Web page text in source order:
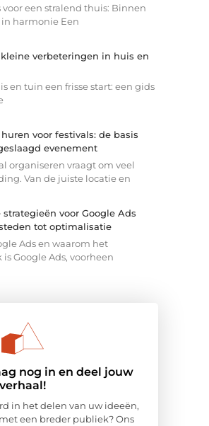
voor een stralend thuis: Binnen
harmonie Een
kleine verbeteringen in huis en
en tuin een frisse start: een gids
voor festivals: de basis
evenement
organiseren vraagt om veel
Van de juiste locatie en
strategieën voor Google Ads
tot optimalisatie
Ads en waarom het
Google Ads, voorheen
nog in en deel jouw
verhaal!
in het delen van uw ideeën,
een breder publiek? Ons